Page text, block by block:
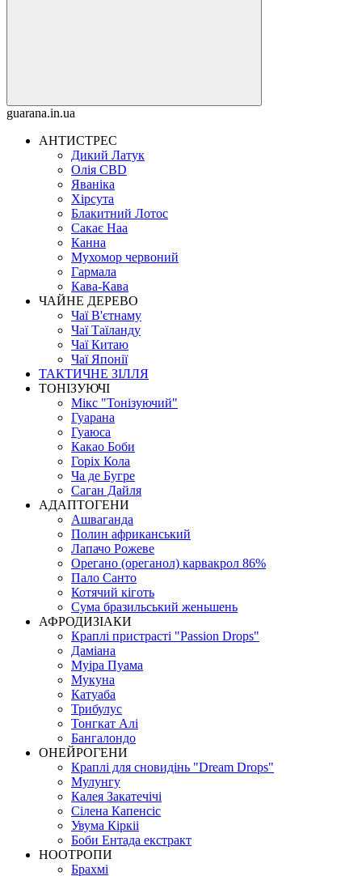
guarana.in.ua
АНТИСТРЕС
Дикий Латук
Олія CBD
Яваніка
Хірсута
Блакитний Лотос
Сакає Наа
Канна
Мухомор червоний
Гармала
Кава-Кава
ЧАЙНЕ ДЕРЕВО
Чаї В'єтнаму
Чаї Таїланду
Чаї Китаю
Чаї Японії
ТАКТИЧНЕ ЗІЛЛЯ
ТОНІЗУЮЧІ
Мікс "Тонізуючий"
Гуарана
Гуаюса
Какао Боби
Горіх Кола
Ча де Бугре
Саган Дайля
АДАПТОГЕНИ
Ашваганда
Полин африканський
Лапачо Рожеве
Орегано (ореганол) карвакрол 86%
Пало Санто
Котячий кіготь
Сума бразильський женьшень
АФРОДИЗІАКИ
Краплі пристрасті "Passion Drops"
Даміана
Муіра Пуама
Мукуна
Катуаба
Трибулус
Тонгкат Алі
Бангалондо
ОНЕЙРОГЕНИ
Краплі для сновидінь "Dream Drops"
Мулунгу
Калея Закатечічі
Сілена Капенсіс
Увума Кіркіі
Боби Ентада екстракт
НООТРОПИ
Брахмі